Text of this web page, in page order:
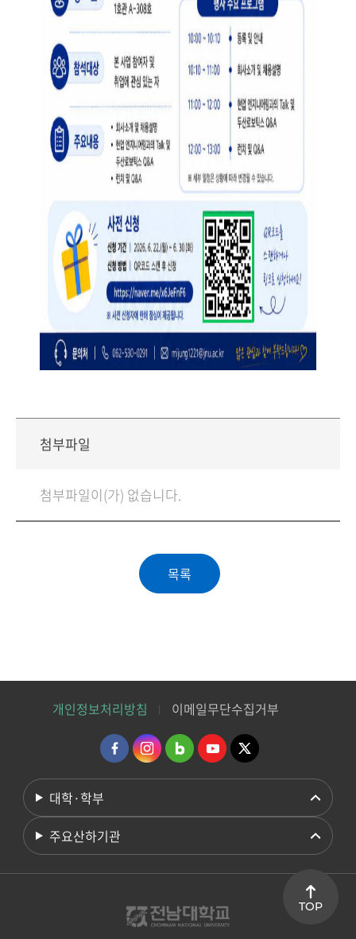
첨부파일
첨부파일이(가) 없습니다.
개인정보처리방침 이메일무단수집거부
대학·학부
주요산하기관
TOP